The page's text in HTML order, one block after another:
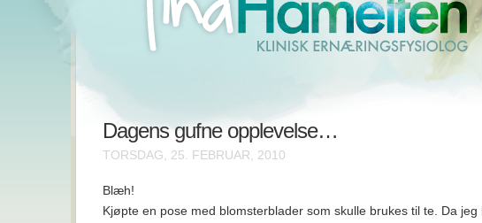
Dagens gufne opplevelse…
TORSDAG, 25. FEBRUAR, 2010
Blæh!
Kjøpte en pose med blomsterblader som skulle brukes til te. Da jeg